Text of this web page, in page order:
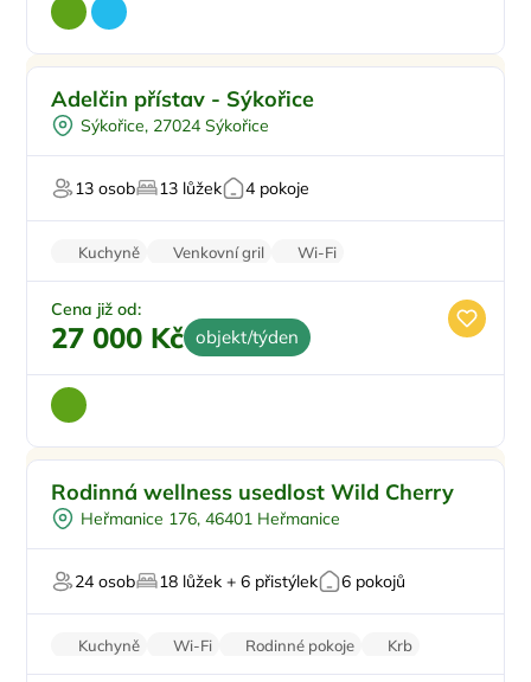
Půjčení kol
Venkovní bazén
U vody
Adelčin přístav - Sýkořice
Sýkořice, 27024 Sýkořice
13 osob 13 lůžek 4 pokoje
Kuchyně Venkovní gril
Wi-Fi
Zvířata povolena
Pračka
Cena již od:
27 000 Kč objekt/týden
Koupací sud
Polopenze
Pro svatby a oslavy
Rodinná wellness usedlost Wild Cherry
Heřmanice 176, 46401 Heřmanice
24 osob 18 lůžek + 6 přistýlek 6 pokojů
Kuchyně Wi-Fi Rodinné pokoje
Krb
Zvířata povolena